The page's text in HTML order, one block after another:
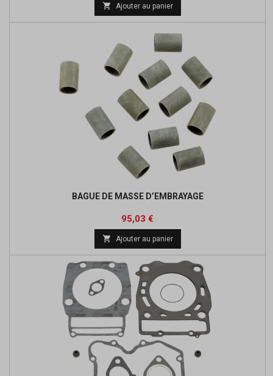
base
 Ajouter au panier
BAGUE DE MASSE D’EMBRAYAGE
Prix
95,03 €
base
 Ajouter au panier